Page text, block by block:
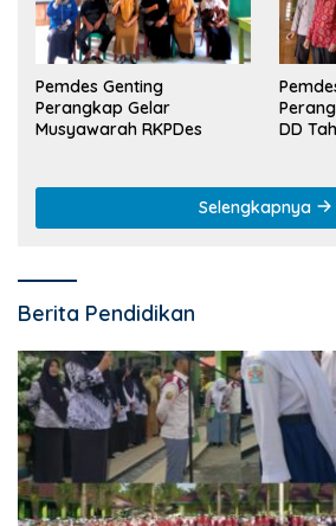
Pemdes Genting
Perangkap Gelar
Musyawarah RKPDes
DD
Selengkapnya
Berita Pendidikan